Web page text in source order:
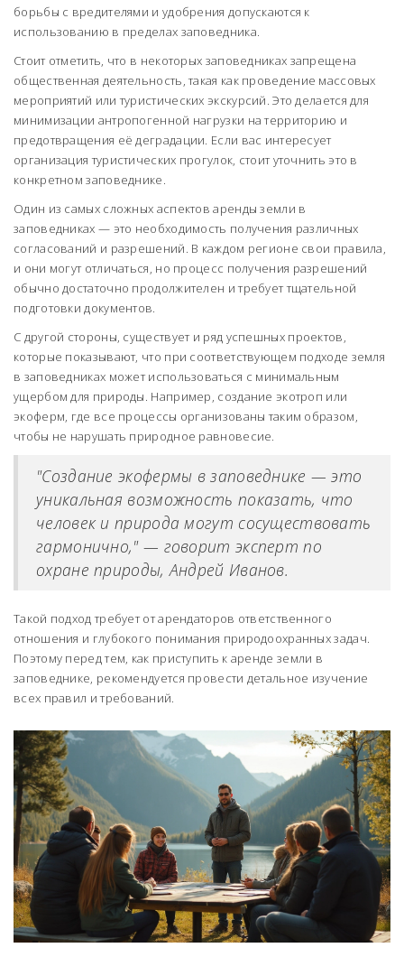
борьбы с вредителями и удобрения допускаются к
использованию в пределах заповедника.
Стоит отметить, что в некоторых заповедниках запрещена
общественная деятельность, такая как проведение массовых
мероприятий или туристических экскурсий. Это делается для
минимизации антропогенной нагрузки на территорию и
предотвращения её деградации. Если вас интересует
организация туристических прогулок, стоит уточнить это в
конкретном заповеднике.
Один из самых сложных аспектов аренды земли в
заповедниках — это необходимость получения различных
согласований и разрешений. В каждом регионе свои правила,
и они могут отличаться, но процесс получения разрешений
обычно достаточно продолжителен и требует тщательной
подготовки документов.
С другой стороны, существует и ряд успешных проектов,
которые показывают, что при соответствующем подходе земля
в заповедниках может использоваться с минимальным
ущербом для природы. Например, создание экотроп или
экоферм, где все процессы организованы таким образом,
чтобы не нарушать природное равновесие.
"Создание экофермы в заповеднике — это
уникальная возможность показать, что
человек и природа могут сосуществовать
гармонично," — говорит эксперт по
охране природы, Андрей Иванов.
Такой подход требует от арендаторов ответственного
отношения и глубокого понимания природоохранных задач.
Поэтому перед тем, как приступить к аренде земли в
заповеднике, рекомендуется провести детальное изучение
всех правил и требований.